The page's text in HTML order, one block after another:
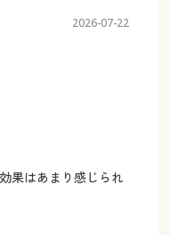
2026-07-22
果はあまり感じられ